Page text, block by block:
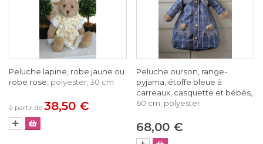
Peluche lapine, robe jaune ou
robe rose, polyester, 30 cm
à partir de 38,50 €
Peluche ourson, range-
pyjama, étoffe bleue à
carreaux, casquette et bébés,
60 cm, polyester
68,00 €